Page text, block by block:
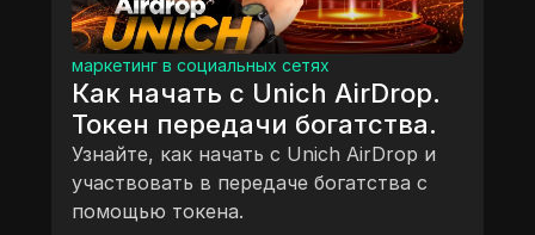
маркетинг в социальных сетях
Как начать с Unich AirDrop.
Токен передачи богатства.
Узнайте, как начать с Unich AirDrop и
участвовать в передаче богатства с
помощью токена.